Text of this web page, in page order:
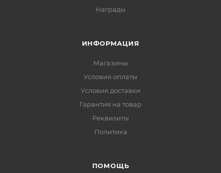
Награды
ИНФОРМАЦИЯ
Магазины
Условия оплаты
Условия доставки
Гарантия на товар
Реквизиты
Политика
ПОМОЩЬ